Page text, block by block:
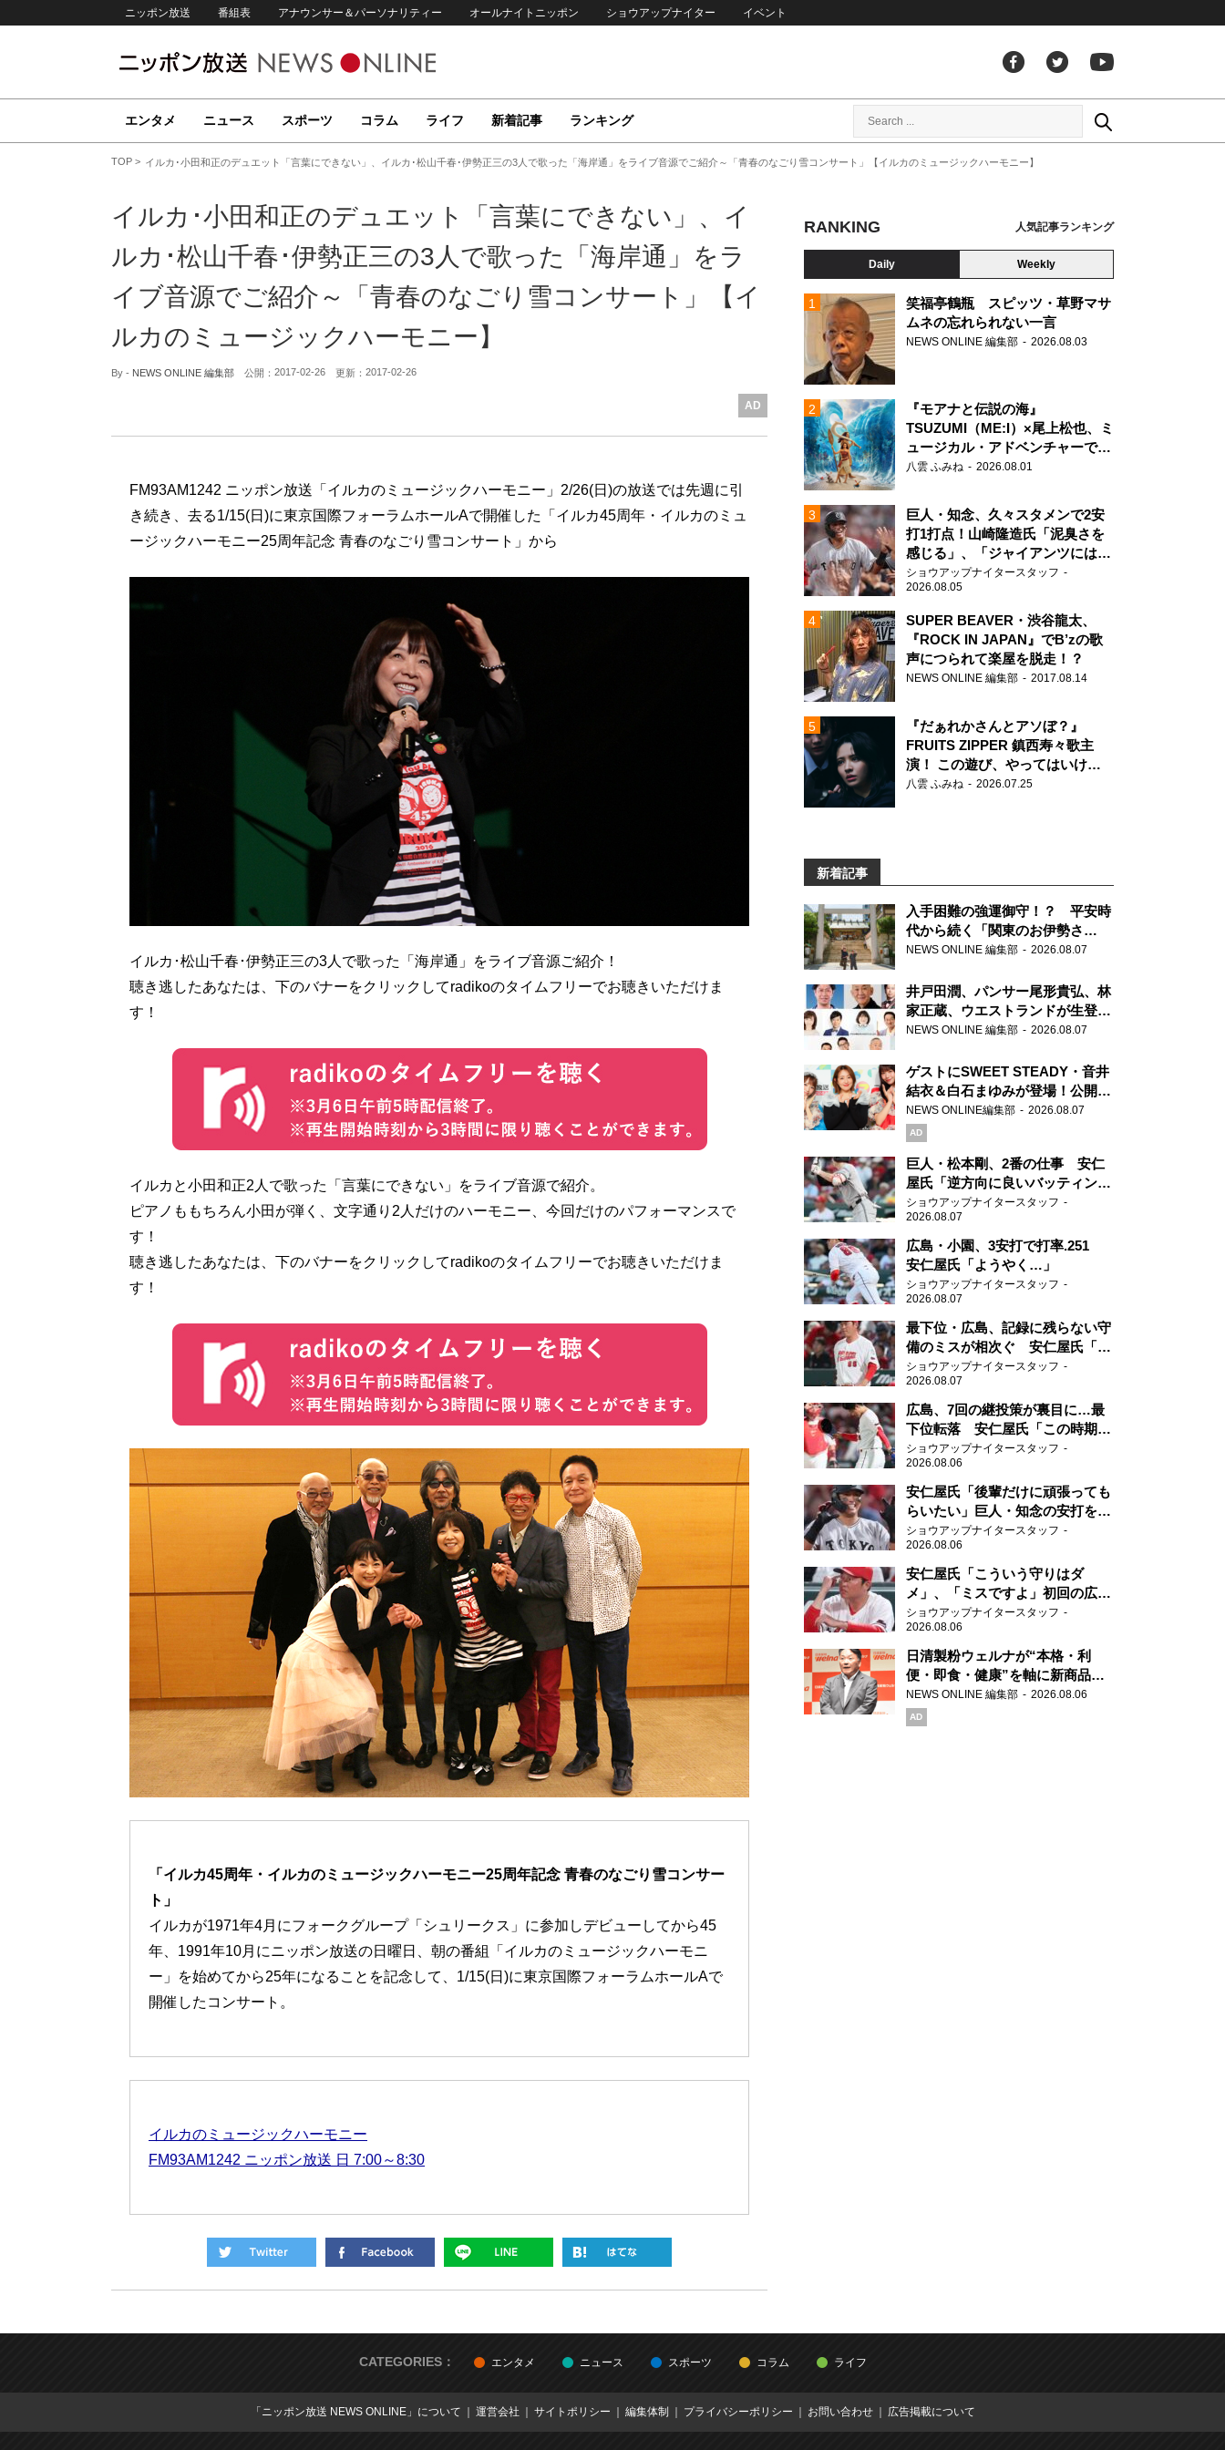
ニッポン放送 番組表 アナウンサー＆パーソナリティー オールナイトニッポン ショウアップナイター イベント
エンタメ ニュース スポーツ コラム ライフ 新着記事 ランキング
TOP イルカ･小田和正のデュエット「言葉にできない」、イルカ･松山千春･伊勢正三の3人で歌った「海岸通」をライブ音源でご紹介～「青春のなごり雪コンサート」【イルカのミュージックハーモニー】
イルカ･小田和正のデュエット「言葉にできない」、イ
ルカ･松山千春･伊勢正三の3人で歌った「海岸通」をラ
イブ音源でご紹介～「青春のなごり雪コンサート」【イ
ルカのミュージックハーモニー】
By - NEWS ONLINE 編集部 公開： 2017-02-26 更新： 2017-02-26
AD
FM93AM1242 ニッポン放送「イルカのミュージックハーモニー」2/26(日)の放送では先週に引
き続き、去る1/15(日)に東京国際フォーラムホールAで開催した「イルカ45周年・イルカのミュ
ージックハーモニー25周年記念 青春のなごり雪コンサート」から
イルカ･松山千春･伊勢正三の3人で歌った「海岸通」をライブ音源ご紹介！
聴き逃したあなたは、下のバナーをクリックしてradikoのタイムフリーでお聴きいただけま
す！
イルカと小田和正2人で歌った「言葉にできない」をライブ音源で紹介。
ピアノももちろん小田が弾く、文字通り2人だけのハーモニー、今回だけのパフォーマンスで
す！
聴き逃したあなたは、下のバナーをクリックしてradikoのタイムフリーでお聴きいただけま
す！
「イルカ45周年・イルカのミュージックハーモニー25周年記念 青春のなごり雪コンサー
ト」
イルカが1971年4月にフォークグループ「シュリークス」に参加しデビューしてから45
年、1991年10月にニッポン放送の日曜日、朝の番組「イルカのミュージックハーモニ
ー」を始めてから25年になることを記念して、1/15(日)に東京国際フォーラムホールAで
開催したコンサート。
イルカのミュージックハーモニー
FM93AM1242 ニッポン放送 日 7:00～8:30
RANKING 人気記事ランキング
Daily Weekly
笑福亭鶴瓶 スピッツ・草野マサ
ムネの忘れられない一言
NEWS ONLINE 編集部 2026.08.03
『モアナと伝説の海』
TSUZUMI（ME:I）×尾上松也、ミ
ュージカル・アドベンチャーで美
声を響かせる
八雲 ふみね 2026.08.01
巨人・知念、久々スタメンで2安
打1打点！山崎隆造氏「泥臭さを
感じる」、「ジャイアンツには少
ないタイプ」
ショウアップナイタースタッフ
2026.08.05
SUPER BEAVER・渋谷龍太、
『ROCK IN JAPAN』でB’zの歌
声につられて楽屋を脱走！？
NEWS ONLINE 編集部 2017.08.14
『だぁれかさんとアソぼ？』
FRUITS ZIPPER 鎮西寿々歌主
演！ この遊び、やってはいけま
せん。
八雲 ふみね 2026.07.25
新着記事
入手困難の強運御守！？ 平安時
代から続く「関東のお伊勢さ
ま」、芝大神宮にてランパンプス
NEWS ONLINE 編集部 2026.08.07
井戸田潤、パンサー尾形貴弘、林
家正蔵、ウエストランドが生登
場！『ラジオビバリー昼ズ』
NEWS ONLINE 編集部 2026.08.07
ゲストにSWEET STEADY・音井
結衣＆白石まゆみが登場！公開収
録で素顔全開！
NEWS ONLINE編集部 2026.08.07
AD
巨人・松本剛、2番の仕事 安仁
屋氏「逆方向に良いバッティン
グ」
ショウアップナイタースタッフ
2026.08.07
広島・小園、3安打で打率.251
安仁屋氏「ようやく…」
ショウアップナイタースタッフ
2026.08.07
最下位・広島、記録に残らない守
備のミスが相次ぐ 安仁屋氏「最
近守りのミスが多い」
ショウアップナイタースタッフ
2026.08.07
広島、7回の継投策が裏目に…最
下位転落 安仁屋氏「この時期に
来て勉強はない」
ショウアップナイタースタッフ
2026.08.06
安仁屋氏「後輩だけに頑張っても
らいたい」巨人・知念の安打を喜
ぶ
ショウアップナイタースタッフ
2026.08.06
安仁屋氏「こういう守りはダ
メ」、「ミスですよ」初回の広島
の守備に苦言
ショウアップナイタースタッフ
2026.08.06
日清製粉ウェルナが“本格・利
便・即食・健康”を軸に新商品を
展開 「マ・マー」「青の洞窟」
ブランドを強化
NEWS ONLINE 編集部 2026.08.06
AD
CATEGORIES： エンタメ ニュース スポーツ コラム ライフ
「ニッポン放送 NEWS ONLINE」について 運営会社 サイトポリシー 編集体制 プライバシーポリシー お問い合わせ 広告掲載について